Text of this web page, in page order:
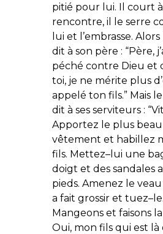
pitié pour lui. Il court à
rencontre, il le serre
lui et l’embrasse.
dit à son père : “Père,
péché contre Dieu et
toi, je ne mérite plus
appelé ton fils.” Mais
dit à ses serviteurs :
Apportez le plus beau
vêtement et habillez
fils. Mettez–lui une
doigt et des sandales
pieds. Amenez le veau
a fait grossir et tuez–le.
Mangeons et faisons
Oui, mon fils qui est là